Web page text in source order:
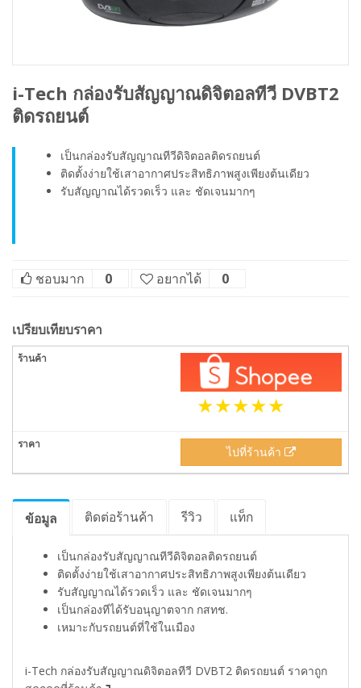
i-Tech กล่องรับสัญญาณดิจิตอลทีวี DVBT2
ติดรถยนต์
เป็นกล่องรับสัญญาณทีวีดิจิตอลติดรถยนต์
ติดตั้งง่ายใช้เสาอากาศประสิทธิภาพสูงเพียงต้นเดียว
รับสัญญาณได้รวดเร็ว และ ชัดเจนมากๆ
ชอบมาก 0 อยากได้ 0
เปรียบเทียบราคา
ไปที่ร้านค้า
ข้อมูล ติดต่อร้านค้า รีวิว แท็ก
เป็นกล่องรับสัญญาณทีวีดิจิตอลติดรถยนต์
ติดตั้งง่ายใช้เสาอากาศประสิทธิภาพสูงเพียงต้นเดียว
รับสัญญาณได้รวดเร็ว และ ชัดเจนมากๆ
เป็นกล่องทีได้รับอนุญาตจาก กสทช.
เหมาะกับรถยนต์ที่ใช้ในเมือง
i-Tech กล่องรับสัญญาณดิจิตอลทีวี DVBT2 ติดรถยนต์ ราคาถูก